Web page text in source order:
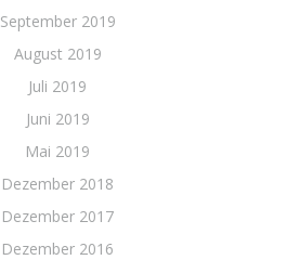
September 2019
August 2019
Juli 2019
Juni 2019
Mai 2019
Dezember 2018
Dezember 2017
Dezember 2016